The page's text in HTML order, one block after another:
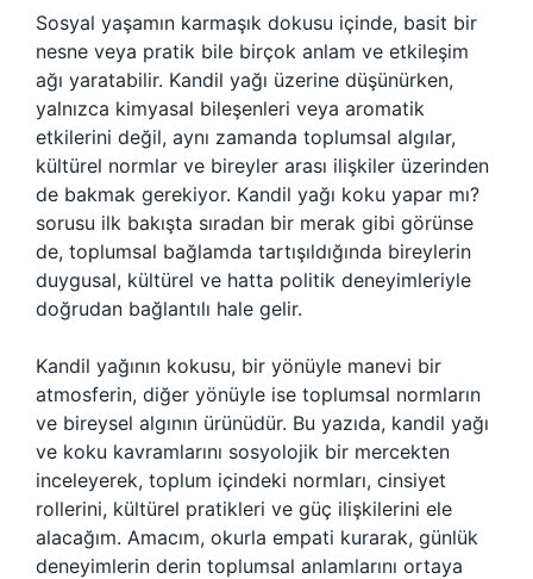
Sosyal yaşamın karmaşık dokusu içinde, basit bir
nesne veya pratik bile birçok anlam ve etkileşim
ağı yaratabilir. Kandil yağı üzerine düşünürken,
yalnızca kimyasal bileşenleri veya aromatik
etkilerini değil, aynı zamanda toplumsal algılar,
kültürel normlar ve bireyler arası ilişkiler üzerinden
de bakmak gerekiyor. Kandil yağı koku yapar mı?
sorusu ilk bakışta sıradan bir merak gibi görünse
de, toplumsal bağlamda tartışıldığında bireylerin
duygusal, kültürel ve hatta politik deneyimleriyle
doğrudan bağlantılı hale gelir.
Kandil yağının kokusu, bir yönüyle manevi bir
atmosferin, diğer yönüyle ise toplumsal normların
ve bireysel algının ürünüdür. Bu yazıda, kandil yağı
ve koku kavramlarını sosyolojik bir mercekten
inceleyerek, toplum içindeki normları, cinsiyet
rollerini, kültürel pratikleri ve güç ilişkilerini ele
alacağım. Amacım, okurla empati kurarak, günlük
deneyimlerin derin toplumsal anlamlarını ortaya